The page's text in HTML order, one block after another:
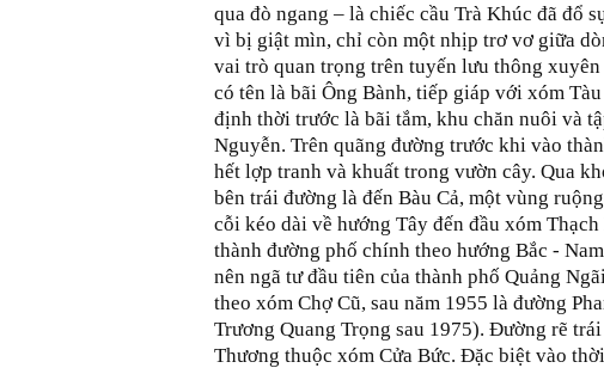
qua đò ngang – là chiếc cầu Trà Khúc đã đổ
vì bị giật mìn, chỉ còn một nhịp trơ vơ giữa
vai trò quan trọng trên tuyến lưu thông
có tên là bãi Ông Bành, tiếp giáp với xóm
định thời trước là bãi tắm, khu chăn nuôi và
Nguyễn. Trên quãng đường trước khi vào
hết lợp tranh và khuất trong vườn cây. Qua
bên trái đường là đến Bàu Cả, một vùng
cỗi kéo dài về hướng Tây đến đầu xóm
thành đường phố chính theo hướng Bắc -
nên ngã tư đầu tiên của thành phố Quảng
theo xóm Chợ Cũ, sau năm 1955 là đường
Trương Quang Trọng sau 1975). Đường rẽ
Thương thuộc xóm Cửa Bức. Đặc biệt vào